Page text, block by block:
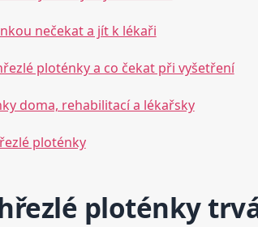
nečekat a jít k lékaři
ploténky a co čekat při vyšetření
doma, rehabilitací a lékařsky
ploténky
ploténky